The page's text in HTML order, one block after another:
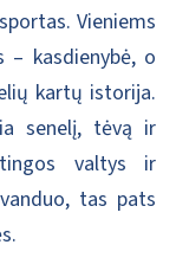
Vieniems
– kasdienybė, o
kartų istorija.
senelį, tėvą ir
valtys ir
tas pats